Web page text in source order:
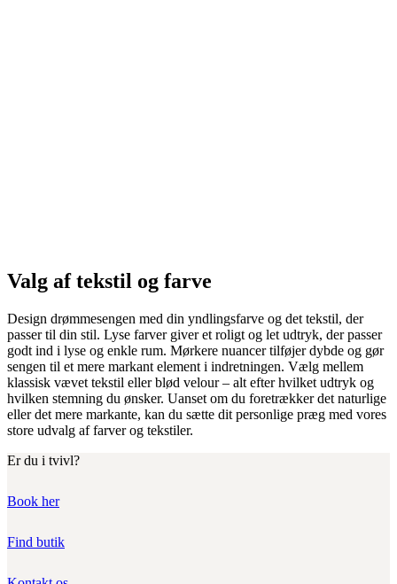
Valg af tekstil og farve
Design drømmesengen med din yndlingsfarve og det tekstil, der
passer til din stil. Lyse farver giver et roligt og let udtryk, der passer
godt ind i lyse og enkle rum. Mørkere nuancer tilføjer dybde og gør
sengen til et mere markant element i indretningen. Vælg mellem
klassisk vævet tekstil eller blød velour – alt efter hvilket udtryk og
hvilken stemning du ønsker. Uanset om du foretrækker det naturlige
eller det mere markante, kan du sætte dit personlige præg med vores
store udvalg af farver og tekstiler.
Er du i tvivl?
Book her
Find butik